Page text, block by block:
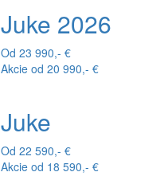
Juke 2026
Od 23 990,- €
Akcie od 20 990,- €
Juke
Od 22 590,- €
Akcie od 18 590,- €